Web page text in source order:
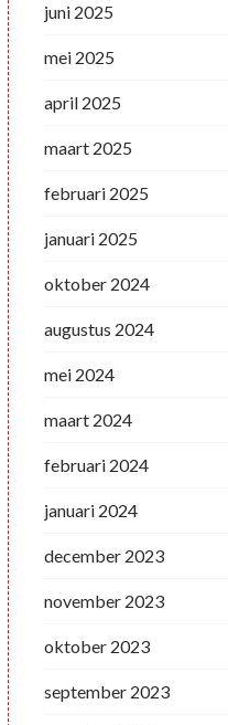
juni 2025
mei 2025
april 2025
maart 2025
februari 2025
januari 2025
oktober 2024
augustus 2024
mei 2024
maart 2024
februari 2024
januari 2024
december 2023
november 2023
oktober 2023
september 2023